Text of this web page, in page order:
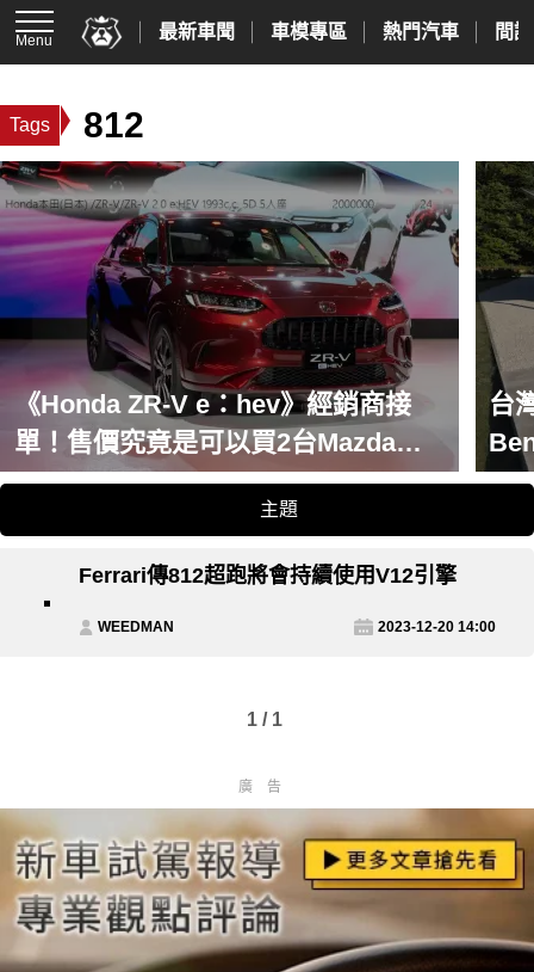
Menu 最新車聞 車模專區 熱門汽車 間
Tags 812
《Honda ZR-V e：hev》經銷商接
單！售價究竟是可以買2台Mazda
CX-5 還是補助後比CR-V e:HEV S便
台
式
主題
Ferrari傳812超跑將會持續使用V12引擎
WEEDMAN 2023-12-20 14:00
1 / 1
廣告